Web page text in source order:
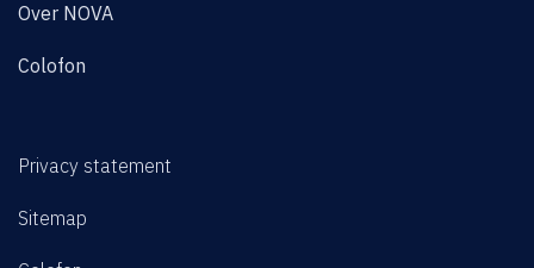
Over NOVA
Colofon
Privacy statement
Sitemap